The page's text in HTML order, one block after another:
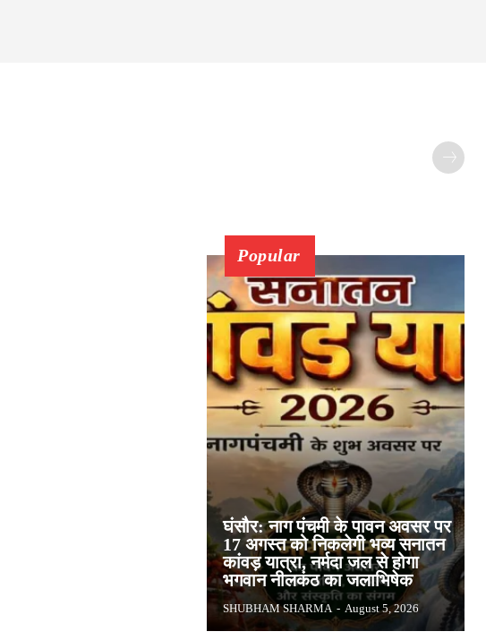
Popular
घंसौर: नाग पंचमी के पावन अवसर पर
17 अगस्त को निकलेगी भव्य सनातन
कांवड़ यात्रा, नर्मदा जल से होगा
भगवान नीलकंठ का जलाभिषेक
SHUBHAM SHARMA - August 5, 2026